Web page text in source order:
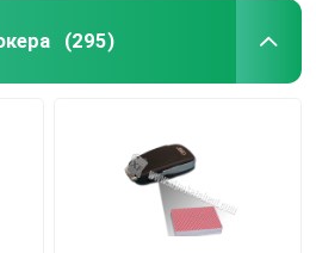
(295)